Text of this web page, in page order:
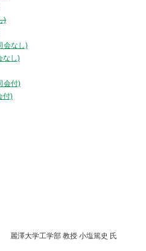
)
会なし)
なし)
会付)
付)
大学工学部 教授 小塩篤史 氏